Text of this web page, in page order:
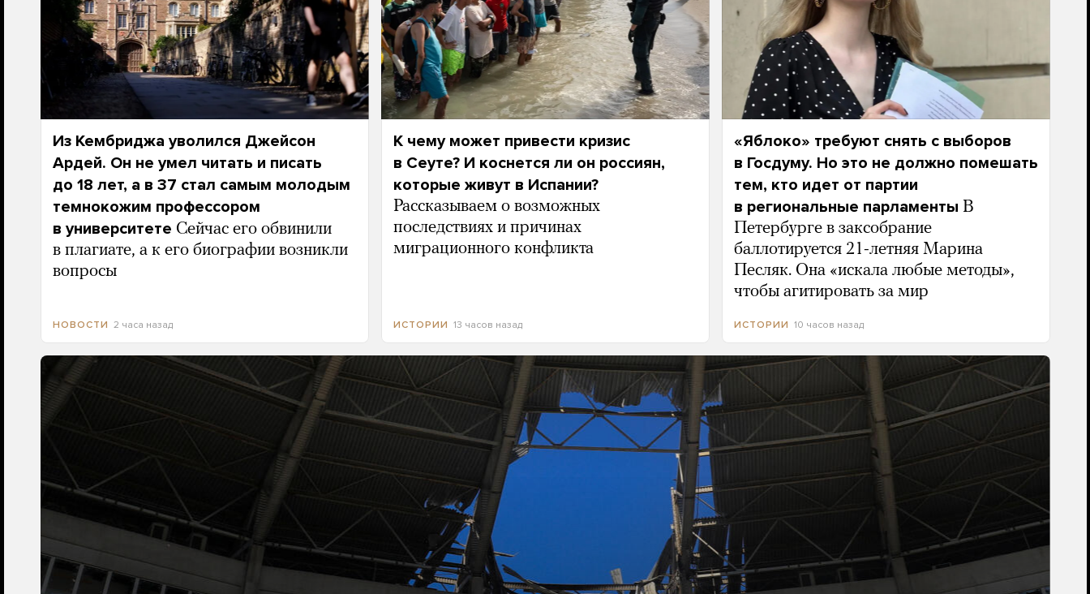
Из Кембриджа уволился Джейсон
Ардей. Он не умел читать и писать
до 18 лет, а в 37 стал самым молодым
темнокожим профессором
в университете Сейчас его обвинили
в плагиате, а к его биографии возникли
вопросы
НОВОСТИ 2 часа назад
К чему может привести кризис
в Сеуте? И коснется ли он россиян,
которые живут в Испании?
Рассказываем о возможных
последствиях и причинах
миграционного конфликта
ИСТОРИИ 13 часов назад
«Яблоко» требуют снять с выборов
в Госдуму. Но это не должно помешать
тем, кто идет от партии
в региональные парламенты В
Петербурге в заксобрание
баллотируется 21-летняя Марина
Песляк. Она «искала любые методы»,
чтобы агитировать за мир
ИСТОРИИ 10 часов назад